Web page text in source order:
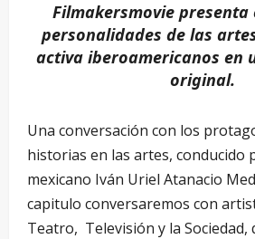
Filmakersmovie
personalidades de las
activa iberoamericanos en
original.
Una conversación con los
historias en las artes, conducido
mexicano Iván Uriel Atanacio
capitulo conversaremos con
Teatro, Televisión y la Sociedad,